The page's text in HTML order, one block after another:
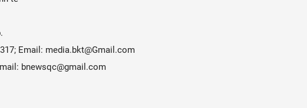
Email: media.bkt@Gmail.com
bnewsqc@gmail.com